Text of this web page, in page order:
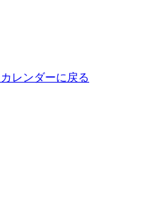
カレンダーに戻る